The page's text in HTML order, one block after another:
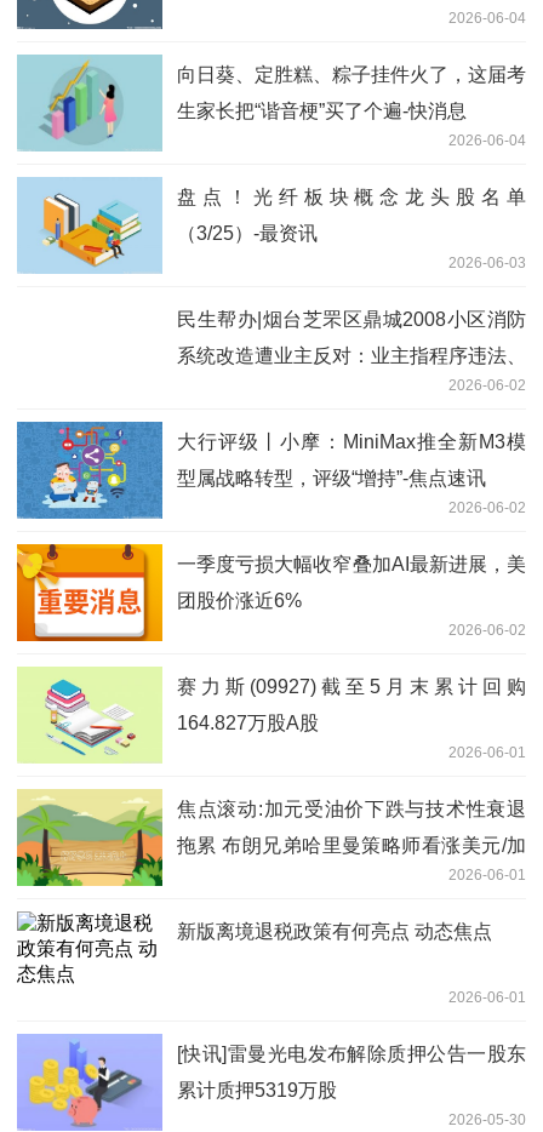
2026-06-04
向日葵、定胜糕、粽子挂件火了，这届考
生家长把“谐音梗”买了个遍-快消息
2026-06-04
盘点！光纤板块概念龙头股名单
（3/25）-最资讯
2026-06-03
民生帮办|烟台芝罘区鼎城2008小区消防
系统改造遭业主反对：业主指程序违法、
资金不当，街道称系应急维修且手续齐全
看点
2026-06-02
大行评级丨小摩：MiniMax推全新M3模
型属战略转型，评级“增持”-焦点速讯
2026-06-02
一季度亏损大幅收窄叠加AI最新进展，美
团股价涨近6%
2026-06-02
赛力斯(09927)截至5月末累计回购
164.827万股A股
2026-06-01
焦点滚动:加元受油价下跌与技术性衰退
拖累 布朗兄弟哈里曼策略师看涨美元/加
2026-06-01
新版离境退税政策有何亮点 动态焦点
2026-06-01
[快讯]雷曼光电发布解除质押公告一股东
累计质押5319万股
2026-05-30